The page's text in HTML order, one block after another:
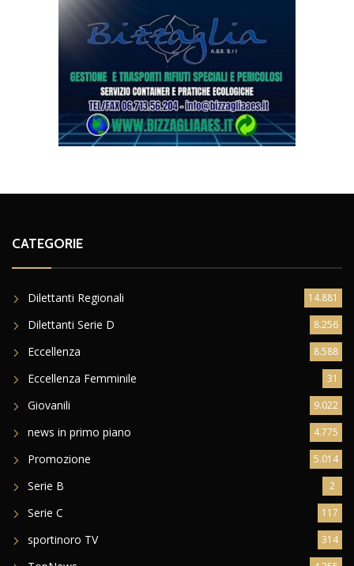
CATEGORIE
Dilettanti Regionali 14.881
Dilettanti Serie D 8.256
Eccellenza 8.588
Eccellenza Femminile 31
Giovanili 9.022
news in primo piano 4.775
Promozione 5.014
Serie B 2
Serie C 117
sportinoro TV 314